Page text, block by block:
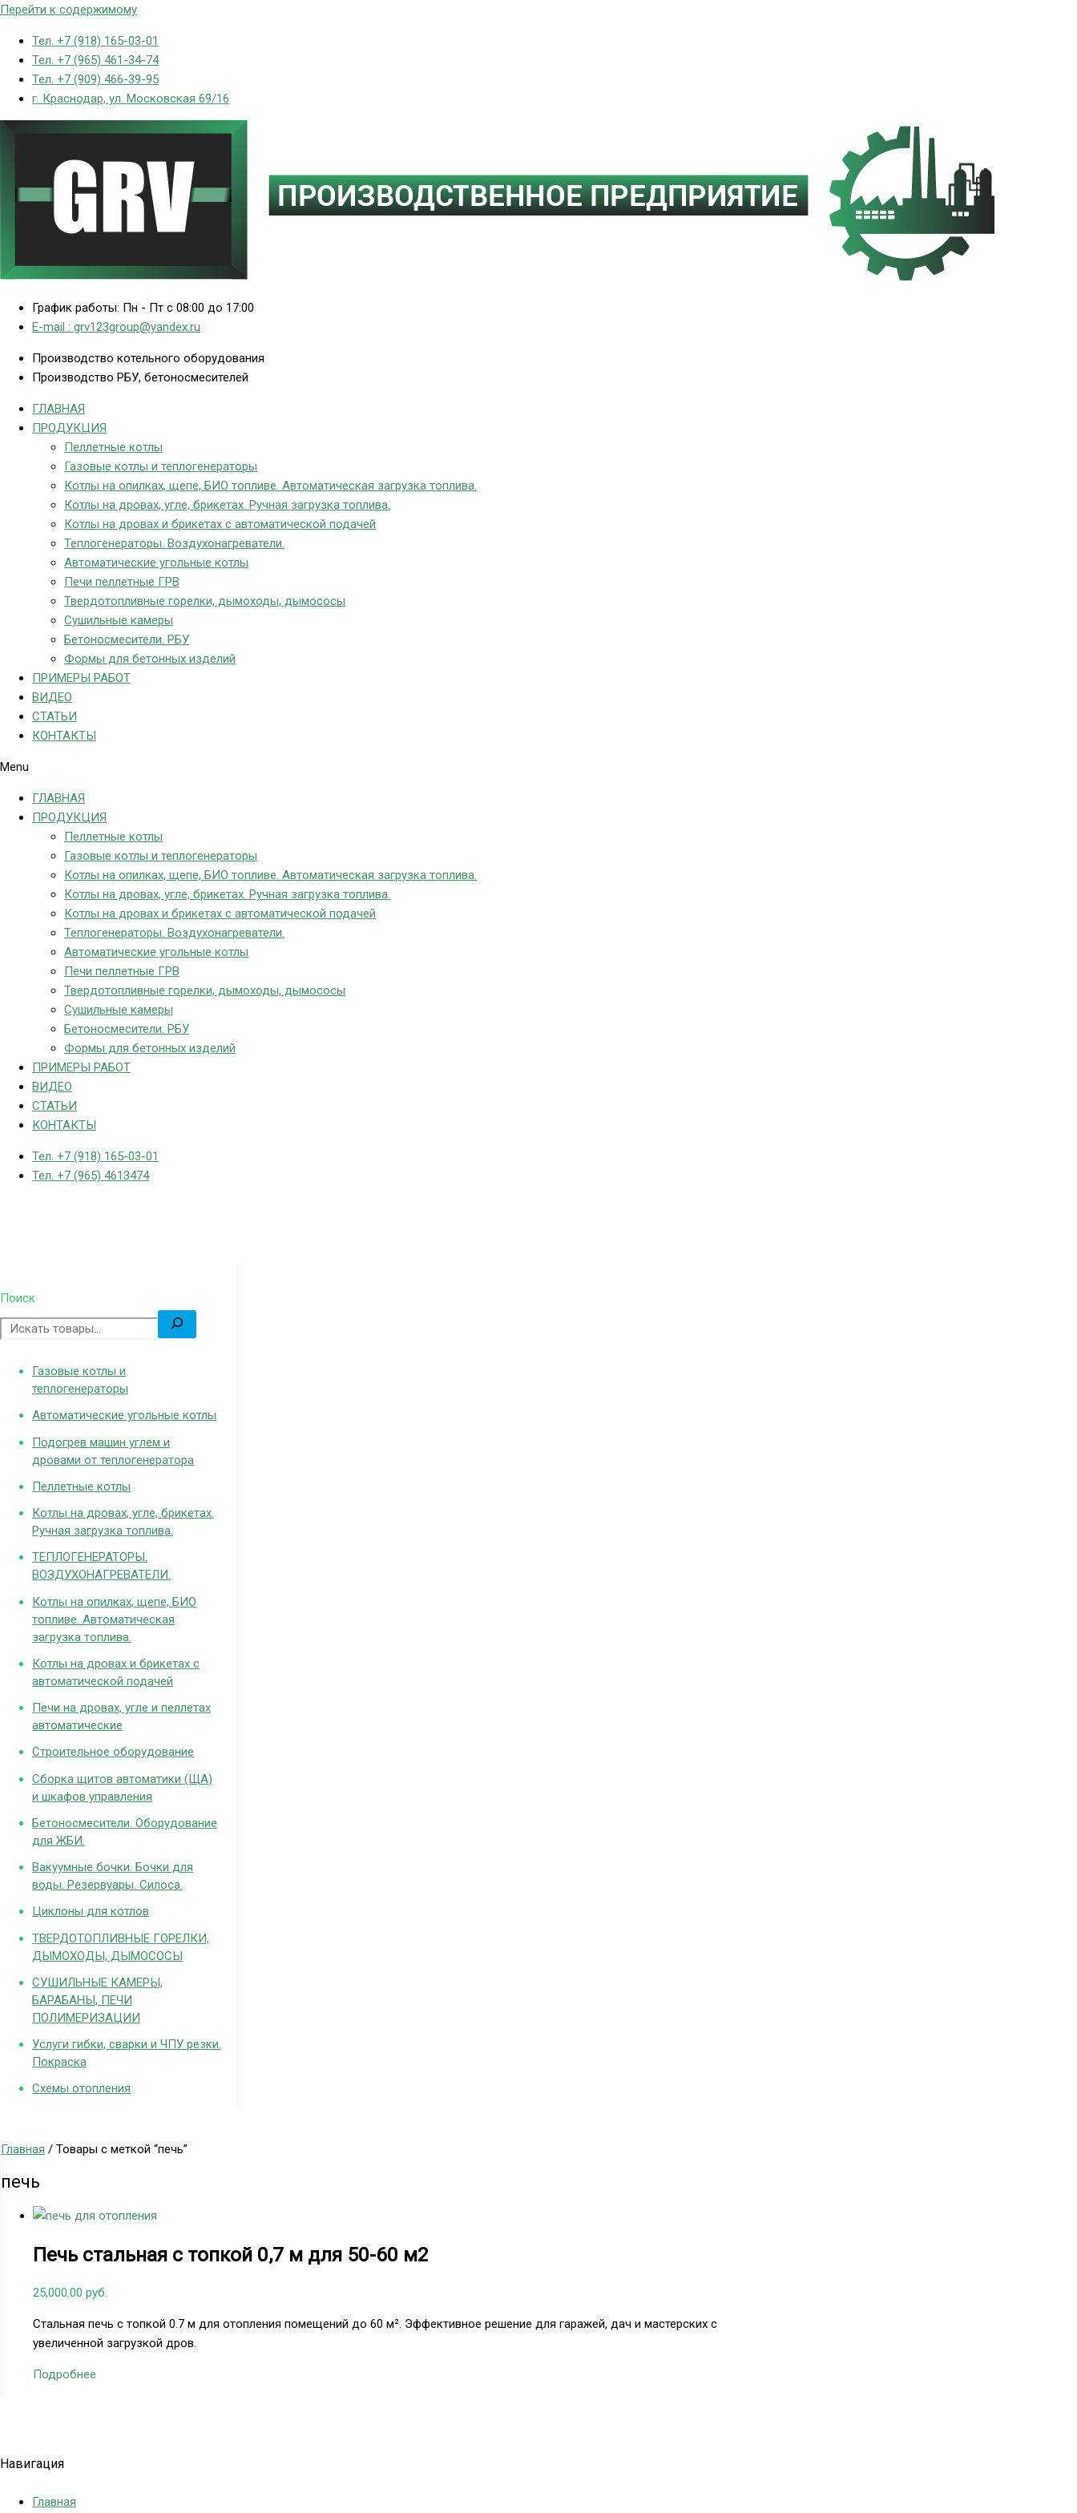
Перейти к содержимому
Тел. +7 (918) 165-03-01
Тел. +7 (965) 461-34-74
Тел. +7 (909) 466-39-95
г. Краснодар, ул. Московская 69/16
График работы: Пн - Пт с 08:00 до 17:00
E-mail : grv123group@yandex.ru
Производство котельного оборудования
Производство РБУ, бетоносмесителей
ГЛАВНАЯ
ПРОДУКЦИЯ
Пеллетные котлы
Газовые котлы и теплогенераторы
Котлы на опилках, щепе, БИО топливе. Автоматическая загрузка топлива.
Котлы на дровах, угле, брикетах. Ручная загрузка топлива.
Котлы на дровах и брикетах с автоматической подачей
Теплогенераторы. Воздухонагреватели.
Автоматические угольные котлы
Печи пеллетные ГРВ
Твердотопливные горелки, дымоходы, дымососы
Сушильные камеры
Бетоносмесители. РБУ
Формы для бетонных изделий
ПРИМЕРЫ РАБОТ
ВИДЕО
СТАТЬИ
КОНТАКТЫ
Menu
ГЛАВНАЯ
ПРОДУКЦИЯ
Пеллетные котлы
Газовые котлы и теплогенераторы
Котлы на опилках, щепе, БИО топливе. Автоматическая загрузка топлива.
Котлы на дровах, угле, брикетах. Ручная загрузка топлива.
Котлы на дровах и брикетах с автоматической подачей
Теплогенераторы. Воздухонагреватели.
Автоматические угольные котлы
Печи пеллетные ГРВ
Твердотопливные горелки, дымоходы, дымососы
Сушильные камеры
Бетоносмесители. РБУ
Формы для бетонных изделий
ПРИМЕРЫ РАБОТ
ВИДЕО
СТАТЬИ
КОНТАКТЫ
Тел. +7 (918) 165-03-01
Тел. +7 (965) 4613474
Поиск
Газовые котлы и
теплогенераторы
Автоматические угольные котлы
Подогрев машин углем и
дровами от теплогенератора
Пеллетные котлы
Котлы на дровах, угле, брикетах.
Ручная загрузка топлива.
ТЕПЛОГЕНЕРАТОРЫ.
ВОЗДУХОНАГРЕВАТЕЛИ.
Котлы на опилках, щепе, БИО
топливе. Автоматическая
загрузка топлива.
Котлы на дровах и брикетах с
автоматической подачей
Печи на дровах, угле и пеллетах
автоматические
Строительное оборудование
Сборка щитов автоматики (ЩА)
и шкафов управления
Бетоносмесители. Оборудование
для ЖБИ.
Вакуумные бочки. Бочки для
воды. Резервуары. Силоса.
Циклоны для котлов
ТВЕРДОТОПЛИВНЫЕ ГОРЕЛКИ,
ДЫМОХОДЫ, ДЫМОСОСЫ
СУШИЛЬНЫЕ КАМЕРЫ,
БАРАБАНЫ, ПЕЧИ
ПОЛИМЕРИЗАЦИИ
Услуги гибки, сварки и ЧПУ резки.
Покраска
Схемы отопления
Главная / Товары с меткой “печь”
печь
Печь стальная с топкой 0,7 м для 50-60 м2
25,000.00 руб.
Стальная печь с топкой 0.7 м для отопления помещений до 60 м². Эффективное решение для гаражей, дач и мастерских с
увеличенной загрузкой дров.
Подробнее
Навигация
Главная